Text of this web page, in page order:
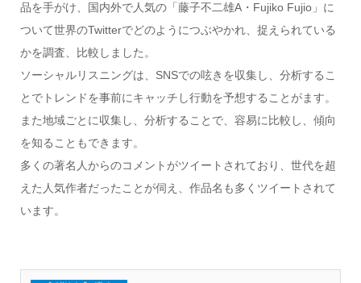
品を手がけ、国内外で人気の「藤子不二雄A・Fujiko Fujio」に
ついて世界のTwitterでどのようにつぶやかれ、捉えられている
かを調査、比較しました。
ソーシャルリスニングは、SNSでの呟きを収集し、分析するこ
とでトレンドを事前にキャッチし行動を予想することがます。
また地域ごとに収集し、分析することで、容易に比較し、傾向
を知ることもできます。
多くの著名人からのコメントがツイートされており、世代を超
えた人気作者だったことが伺え、作品名も多くツイートされて
います。